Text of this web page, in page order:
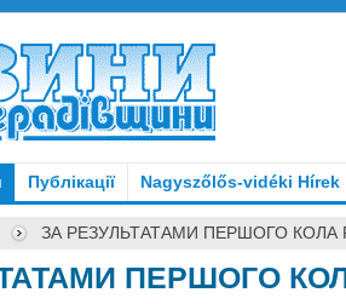
Публікації Nagyszőlős-vidéki Hírek
ЗА РЕЗУЛЬТАТАМИ ПЕРШОГО
ПЕРШОГО